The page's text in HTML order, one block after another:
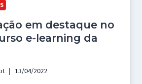
em destaque no
e-learning da
13/04/2022